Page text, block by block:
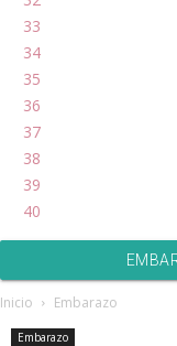
33
34
35
36
37
38
39
40
Inicio Embarazo
Embarazo